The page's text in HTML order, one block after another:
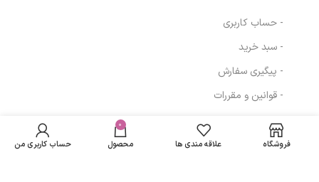
- حساب کاربری
- سبد خرید
- پیگیری سفارش
- قوانین و مقررات
مسیرهای ارتباطی
لوسیون بدن
آبرسان و مرطوب
الارو|Ellaro water
تومان
646,338 تومان
باشد فروشگاه علاقه مندی ها
0
محصول حساب کاربری من